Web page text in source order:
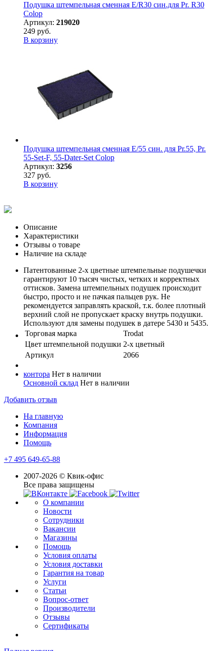
Подушка штемпельная сменная E/R30 син.для Pr. R30
Colop
Артикул: 219020
249 руб.
В корзину
Подушка штемпельная сменная E/55 син. для Pr.55, Pr.
55-Set-F, 55-Dater-Set Colop
Артикул: 3256
327 руб.
В корзину
Описание
Характеристики
Отзывы о товаре
Наличие на складе
Патентованные 2-х цветные штемпельные подушечки
гарантируют 10 тысяч чистых, четких и корректных
оттисков. Замена штемпельных подушек происходит
быстро, просто и не пачкая пальцев рук. Не
рекомендуется заправлять краской, т.к. более плотный
верхний слой не пропускает краску внутрь подушки.
Используют для замены подушек в датере 5430 и 5435.
Торговая марка
Trodat
Цвет штемпельной подушки 2-х цветный
Артикул
2066
контора Нет в наличии
Основной склад Нет в наличии
Добавить отзыв
На главную
Компания
Информация
Помощь
+7 495 649-65-88
2007-2026 © Квик-офис
Все права защищены
О компании
Новости
Сотрудники
Вакансии
Магазины
Помощь
Условия оплаты
Условия доставки
Гарантия на товар
Услуги
Статьи
Вопрос-ответ
Производители
Отзывы
Сертификаты